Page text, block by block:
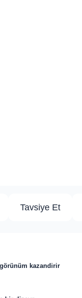
Tavsiye Et
kazandirir